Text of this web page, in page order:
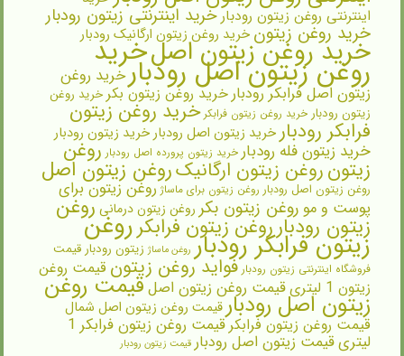
اینترنتی روغن زیتون رودبارخرید اینترنتی زیتون رودبار
خرید روغن زیتون خرید روغن زیتون ارگانیک رودبار
خرید روغن زیتون اصلخریدروغن زیتون اصل رودبارخرید روغن
زیتون اصل فرابکر رودبارخرید روغن زیتون بکر خرید روغن
زیتون رودبار خرید روغن زیتون فرابکر خرید روغن زیتون
فرابکر رودبار خرید زیتون اصل رودبارخرید زیتون رودبار
خرید زیتون فله رودبار خرید زیتون پرورده اصل رودبار روغن
زیتونروغن زیتون ارگانیکروغن زیتون اصل
روغن زیتون اصل رودبار روغن زیتون برای ماساژ روغن زیتون برای
پوست و موروغن زیتون بکر روغن زیتون درمانی روغن
زیتون رودبارروغن زیتون فرابکرروغن
زیتون فرابکر رودبار روغن ماساژ زیتون رودبار قیمت
فروشگاه اینترنتی زیتون رودبار فواید روغن زیتون قیمت روغن
زیتون 1 لیتری
قیمت روغن زیتون اصلقیمت روغن
زیتون اصل رودبارقیمت روغن زیتون اصل شمال
قیمت روغن زیتون فرابکر قیمت روغن زیتون فرابکر 1
لیتریقیمت زیتون اصل رودبار قیمت زیتون رودبار